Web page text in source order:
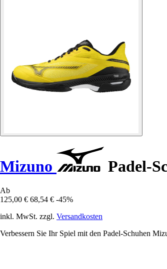
Mizuno Padel-
Ab
125,00 € 68,54 € -45%
inkl. MwSt. zzgl. Versandkosten
Verbessern Sie Ihr Spiel mit den Padel-Schuhen